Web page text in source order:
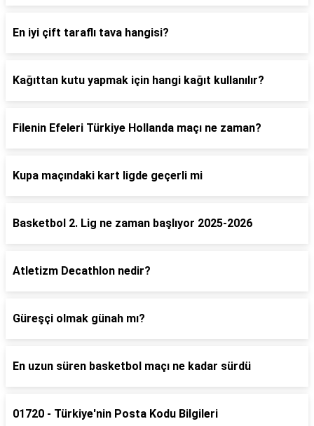
En iyi çift taraflı tava hangisi?
Kağıttan kutu yapmak için hangi kağıt kullanılır?
Filenin Efeleri Türkiye Hollanda maçı ne zaman?
Kupa maçındaki kart ligde geçerli mi
Basketbol 2. Lig ne zaman başlıyor 2025-2026
Atletizm Decathlon nedir?
Güreşçi olmak günah mı?
En uzun süren basketbol maçı ne kadar sürdü
01720 - Türkiye'nin Posta Kodu Bilgileri